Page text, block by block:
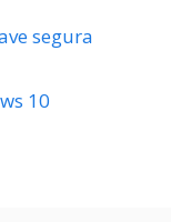
segura
10